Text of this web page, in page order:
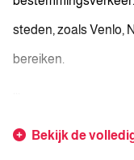
steden, zoals Venlo,
bereiken.
Bekijk de